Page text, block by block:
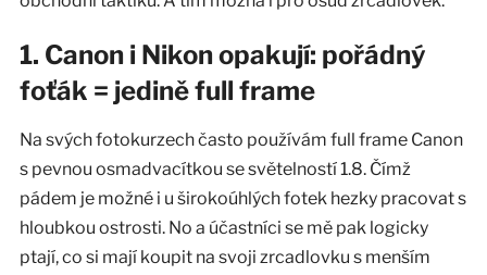
1. Canon i Nikon opakují: pořádný
foťák = jedině full frame
Na svých fotokurzech často používám full frame Canon
s pevnou osmadvacítkou se světelností 1.8. Čímž
pádem je možné i u širokoúhlých fotek hezky pracovat s
hloubkou ostrosti. No a účastníci se mě pak logicky
ptají, co si mají koupit na svoji zrcadlovku s menším